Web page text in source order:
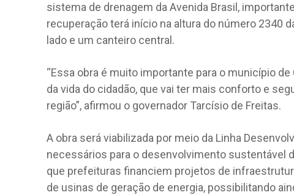
sistema de drenagem da Avenida Brasil,
recuperação terá início na altura do número 2340
lado e um canteiro central.
“Essa obra é muito importante para o município
da vida do cidadão, que vai ter mais conforto e
região”, afirmou o governador Tarcísio de Freitas.
A obra será viabilizada por meio da Linha
necessários para o desenvolvimento sustentável
que prefeituras financiem projetos de
de usinas de geração de energia, possibilitando